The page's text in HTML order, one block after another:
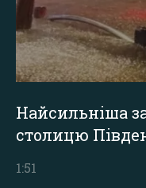
Найсильніша
столицю
1:51